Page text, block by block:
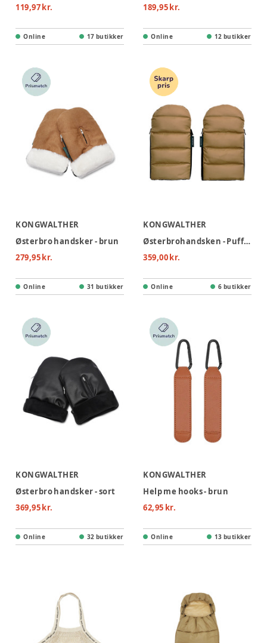
119,97 kr.
Online 17 butikker
189,95 kr.
Online 12 butikker
KONGWALTHER
Østerbro handsker - brun
279,95 kr.
Online 31 butikker
KONGWALTHER
Østerbrohandsken - Puffer Creme
359,00 kr.
Online 6 butikker
KONGWALTHER
Østerbro handsker - sort
369,95 kr.
Online 32 butikker
KONGWALTHER
Help me hooks - brun
62,95 kr.
Online 13 butikker